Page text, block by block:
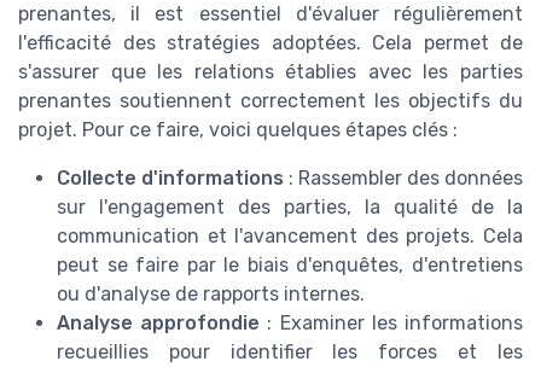
prenantes, il est essentiel d'évaluer régulièrement
l'efficacité des stratégies adoptées. Cela permet de
s'assurer que les relations établies avec les parties
prenantes soutiennent correctement les objectifs du
projet. Pour ce faire, voici quelques étapes clés :
Collecte d'informations : Rassembler des données
sur l'engagement des parties, la qualité de la
communication et l'avancement des projets. Cela
peut se faire par le biais d'enquêtes, d'entretiens
ou d'analyse de rapports internes.
Analyse approfondie : Examiner les informations
recueillies pour identifier les forces et les